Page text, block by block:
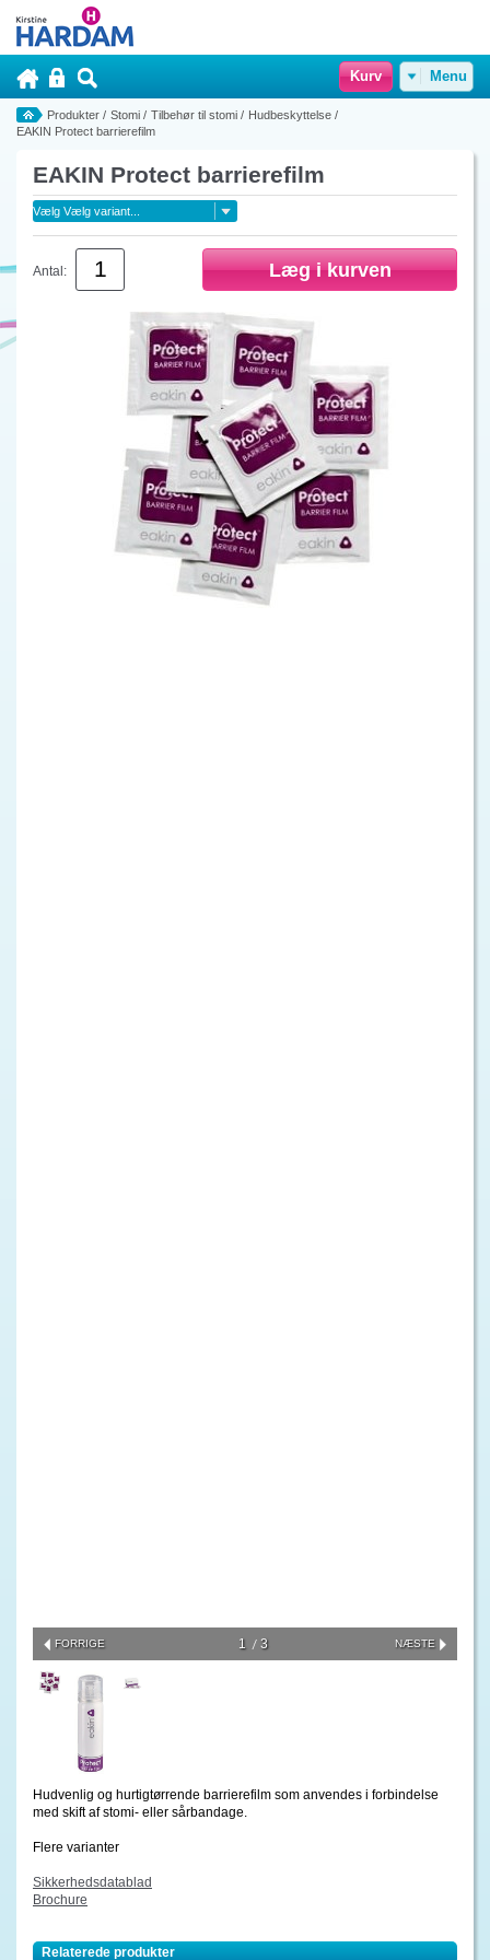
Kurv Menu
Produkter / Stomi / Tilbehør til stomi / Hudbeskyttelse /
EAKIN Protect barrierefilm
EAKIN Protect barrierefilm
Antal:
FORRIGE NÆSTE
1 3
Hudvenlig og hurtigtørrende barrierefilm som anvendes i forbindelse
med skift af stomi- eller sårbandage.
Flere varianter
Sikkerhedsdatablad
Brochure
Relaterede produkter